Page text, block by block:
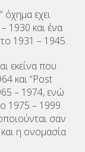
εχει
1930 και ένα
1931 – 1945.
εκείνα που
και “Post
– 1974, ενώ
1975 – 1999.
σαν
η ονομασία